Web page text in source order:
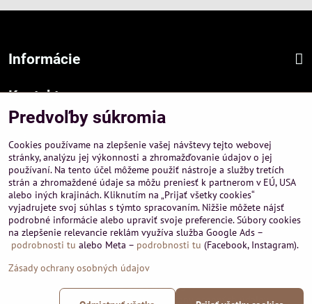
Informácie
Kontakt
Sídlo firmy :
Hurbanová 3807/21, 03601 Martin
Prevádzka a obchodné informácie :
A-PEMA, s.r.o.
Severná 14, 03601 Martin
+421 911 532545
+421 903 807209
©2026Copyright
Predvoľby súkromia
Zásady ochrany osobných údajov
Predvoľby súkromia
Cookies používame na zlepšenie vašej návštevy tejto webovej
stránky, analýzu jej výkonnosti a zhromažďovanie údajov o jej
používaní. Na tento účel môžeme použiť nástroje a služby tretích
strán a zhromaždené údaje sa môžu preniesť k partnerom v EÚ, USA
alebo iných krajinách. Kliknutím na „Prijať všetky cookies“
vyjadrujete svoj súhlas s týmto spracovaním. Nižšie môžete nájsť
podrobné informácie alebo upraviť svoje preferencie. Súbory cookies
na zlepšenie relevancie reklám využíva služba Google Ads –
podrobnosti tu alebo Meta – podrobnosti tu (Facebook, Instagram).
Zásady ochrany osobných údajov